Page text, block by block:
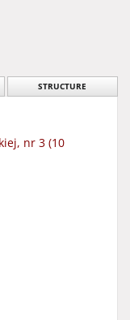
STRUCTURE
nr 3 (10